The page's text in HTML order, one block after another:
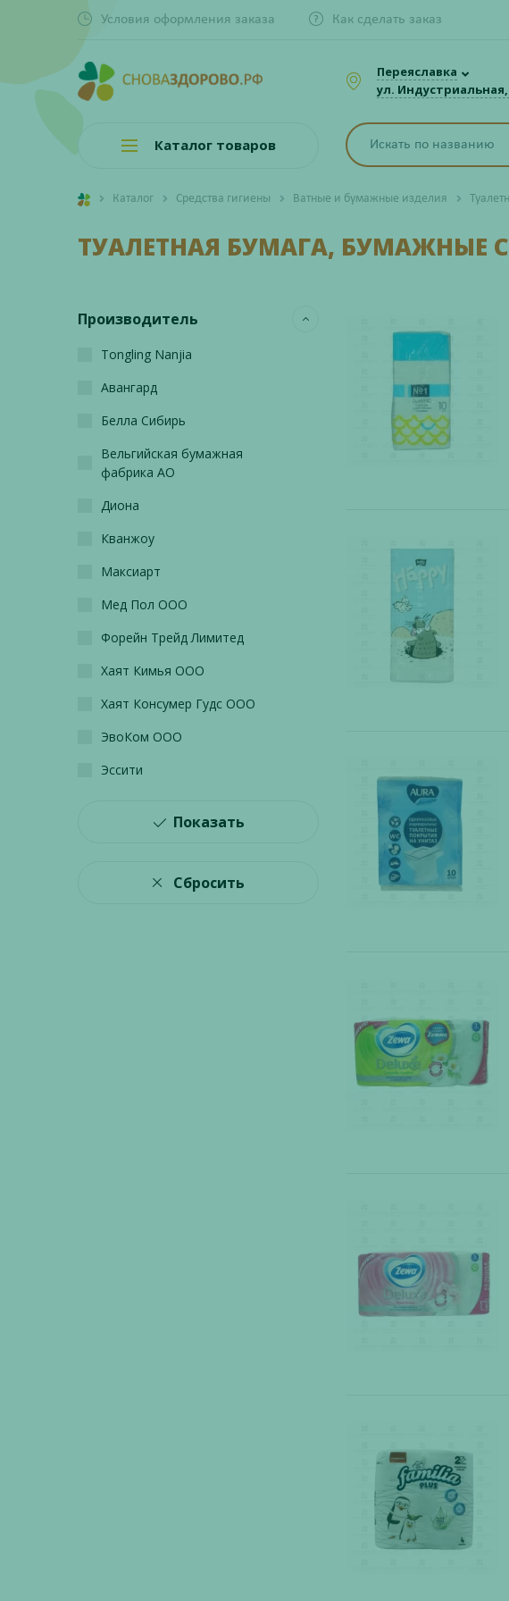
Условия оформления заказа Как сделать заказ
Переяславка
ул. Индустриальная,
Каталог товаров
Каталог Средства гигиены Ватные и бумажные изделия
ТУАЛЕТНАЯ БУМАГА, БУМАЖНЫЕ
Производитель
Tongling Nanjia
Авангард
Белла Сибирь
Вельгийская бумажная
фабрика АО
Диона
Кванжоу
Максиарт
Мед Пол ООО
Форейн Трейд Лимитед
Хаят Кимья ООО
Хаят Консумер Гудс ООО
ЭвоКом ООО
Эссити
Показать
Сбросить